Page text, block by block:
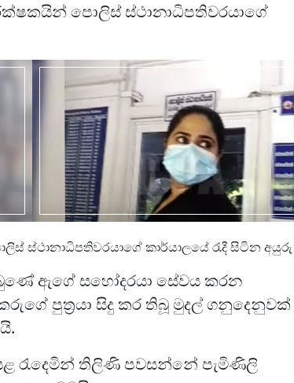
පොලිස් ස්ථානාධිපතිවරයාගේ
ස්ථානාධිපතිවරයාගේ කාර්යාලයේ රැදී සිටින අයුරු
ඇගේ සහෝදරයා සේවය කරන
පුත්‍රයා සිදු කර තිබූ මුදල් ගනුදෙනුවක්
රැදෙමින් තිලිණි පවසන්නේ පැමිණිලි